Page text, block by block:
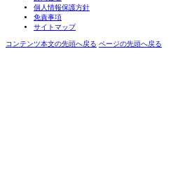
個人情報保護方針
免責事項
サイトマップ
コンテンツ本文の先頭へ戻る ページの先頭へ戻る